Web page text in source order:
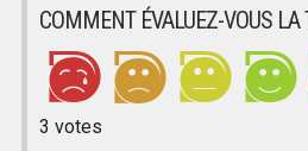
COMMENT ÉVALUEZ-VOUS LA
3 votes